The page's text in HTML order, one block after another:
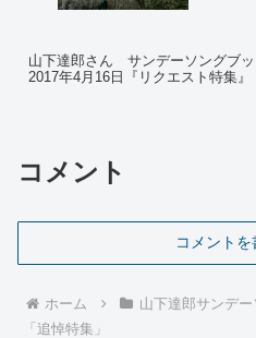
山下達郎さん サンデーソングブ
2017年4月16日『リクエスト特集』
コメント
コメント
ホーム 山下達郎サンデ
「追悼特集」